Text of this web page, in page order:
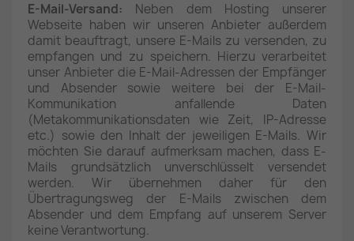
E-Mail-Versand: Neben dem Hosting unserer
Webseite haben wir unseren Anbieter außerdem
damit beauftragt, unsere E-Mails zu versenden, zu
empfangen und zu speichern. Hierzu verarbeitet
unser Anbieter die E-Mail-Adressen der Empfänger
und Absender sowie weitere bei der E-Mail-
Kommunikation anfallende Daten
(Metakommunikationsdaten wie Zeit, IP-Adresse
etc.) sowie den Inhalt der jeweiligen E-Mails. Wir
möchten Sie darauf aufmerksam machen, dass E-
Mails grundsätzlich unverschlüsselt versendet
werden. Wir übernehmen daher für den
Übertragungsweg der E-Mails zwischen dem
Absender und dem Empfang auf unserem Server
keine Verantwortung.